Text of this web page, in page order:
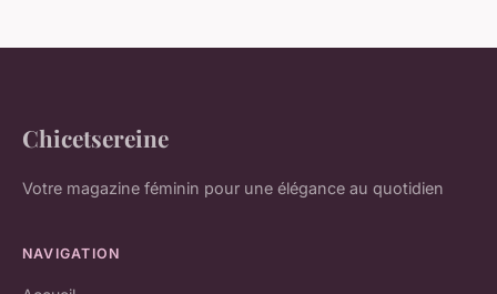
Chicetsereine
Votre magazine féminin pour une élégance au quotidien
NAVIGATION